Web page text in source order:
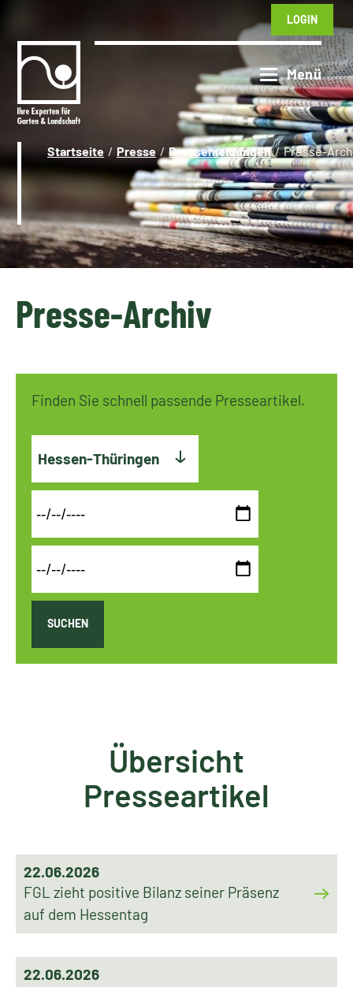
LOGIN
Startseite Presse Pressemeldungen Presse-
Presse-Archiv
Finden Sie schnell passende Presseartikel.
Hessen-Thüringen
SUCHEN
Übersicht
Presseartikel
22.06.2026
FGL zieht positive Bilanz seiner Präsenz
auf dem Hessentag
22.06.2026